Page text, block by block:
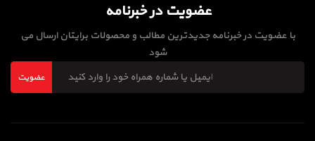
عضویت در خبرنامه
با عضویت در خبرنامه جدیدترین مطالب و محصولات برایتان ارسال می
شود
عضویت